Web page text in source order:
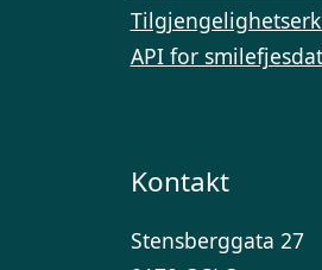
API for
Kontakt
Stensberggata 27